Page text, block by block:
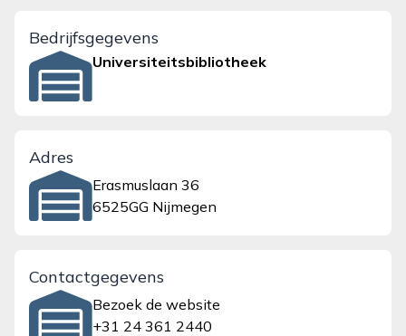
Bedrijfsgegevens
Universiteitsbibliotheek
Adres
Erasmuslaan 36
6525GG Nijmegen
Contactgegevens
Bezoek de website
+31 24 361 2440